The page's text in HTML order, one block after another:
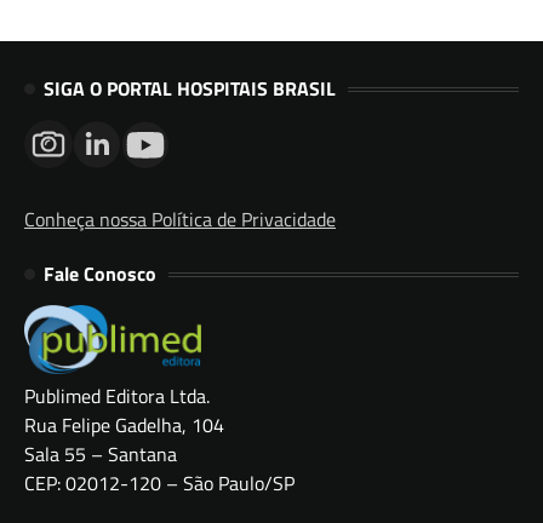
SIGA O PORTAL HOSPITAIS BRASIL
Conheça nossa Política de Privacidade
Fale Conosco
Publimed Editora Ltda.
Rua Felipe Gadelha, 104
Sala 55 – Santana
CEP: 02012-120 – São Paulo/SP